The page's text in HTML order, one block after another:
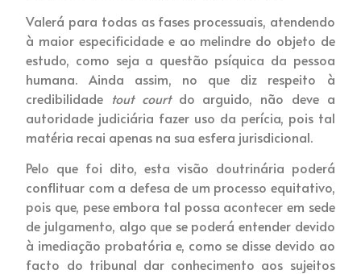
Valerá para todas as fases processuais, atendendo
à maior especificidade e ao melindre do objeto de
estudo, como seja a questão psíquica da pessoa
humana. Ainda assim, no que diz respeito à
credibilidade tout courtdo arguido, não deve a
autoridade judiciária fazer uso da perícia, pois tal
matéria recai apenas na sua esfera jurisdicional.
Pelo que foi dito, esta visão doutrinária poderá
conflituar com a defesa de um processo equitativo,
pois que, pese embora tal possa acontecer em sede
de julgamento, algo que se poderá entender devido
à imediação probatória e, como se disse devido ao
facto do tribunal dar conhecimento aos sujeitos